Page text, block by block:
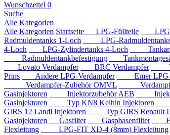
Wunschzettel 0
Suche
Alle Kategorien
Alle Kategorien Startseite LPG-Füllteile LPG-
Radmuldentanks 1-Loch
LPG-
4-Loch
LPG-Zylindertanks 4-Loch
Radmuldentankbefestigung
Lovato Verdampfer
BRC Verdampfer
Prins
Andere LPG-Verdampfer Emer LPG-
Verdampfer-Zubehör OMVL
Gasinjektoren
Injektorzubehör AEB
Gasinjektoren
Typ KN8 Keihin Injektoren
GIRS 12 Landi Injektoren
Typ GIRS Renault
Gasinjektoren
Gasfilter Gasphasenfilter
Flexleitung
LPG-FIT XD-4 (8mm) Flexleitung